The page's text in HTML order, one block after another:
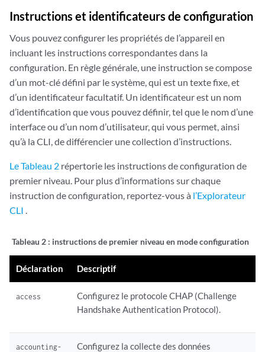
Instructions et identificateurs de configuration
Vous pouvez configurer les propriétés de l’appareil en
incluant les instructions correspondantes dans la
configuration. En règle générale, une instruction se compose
d’un mot-clé défini par le système, qui est un texte fixe, et
d’un identificateur facultatif. Un identificateur est un nom
d’identification que vous pouvez définir, tel que le nom d’une
interface ou d’un nom d’utilisateur, qui vous permet, ainsi
qu’à la CLI, de différencier une collection d’instructions.
Le Tableau 2 répertorie les instructions de configuration de
premier niveau. Pour plus d’informations sur chaque
instruction de configuration, reportez-vous à l’Explorateur
CLI .
Tableau 2 : instructions de premier niveau en mode configuration
Déclaration Descriptif
access
Configurez le protocole CHAP (Challenge
Handshake Authentication Protocol).
accounting-
Configurez la collecte des données